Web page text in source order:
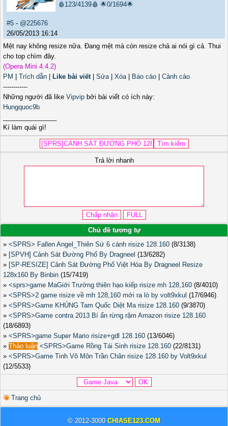
🩸123/4139🩸 🌟0/1694🌟
#5 - @225676
26/05/2013 16:14
Mệt nay không resize nữa. Đang mệt mà còn resize chả ai nói gì cả. Thui
cho top chìm đây.
(Opera Mini 4.4.2)
PM
Trích dẫn Like bài viết| Sửa| Xóa| Báo cáo
Cảnh cáo
------------
Những người đã like Vipvip bởi bài viết có ích này:
Hungquoc9b
Kí làm quái gì!
Trả lời nhanh
Chủ đề tương tự
» <SPRS> Fallen Angel_Thiên Sứ 6 cánh risize 128.160 (8/3138)
» [SPVH] Cảnh Sát Đường Phố By Dragneel (13/6282)
» [SP-RESIZE] Cảnh Sát Đường Phố Việt Hóa By Dragneel Resize
128x160 By Binbin (15/7419)
» <sprs>game MaGiới Trường thiên hạo kiếp risize mh 128,160 (8/4010)
» <SPRS>2 game risize về mh 128,160 mới ra lò by volt9xkul (17/6946)
» <SPRS>Game KHỦNG Tam Quốc Diệt Ma risize 128.160 (9/3870)
» <SPRS>Game contra 2013 Bí ẩn rừng rậm Amazon risize 128.160
(18/6893)
» <SPRS>game Super Mario risize+gdl 128.160 (13/6046)
» Thảo luận <SPRS>Game Rồng Tái Sinh risize 128.160 (22/8131)
» <SPRS>Game Tinh Võ Môn Trần Chân risize 128.160 by Volt9xkul
(12/5533)
Trang chủ
© 2012-3000 CHIASE123.COM